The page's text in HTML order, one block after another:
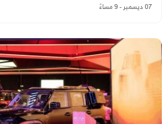
07 ديسمبر - 9 مساءً